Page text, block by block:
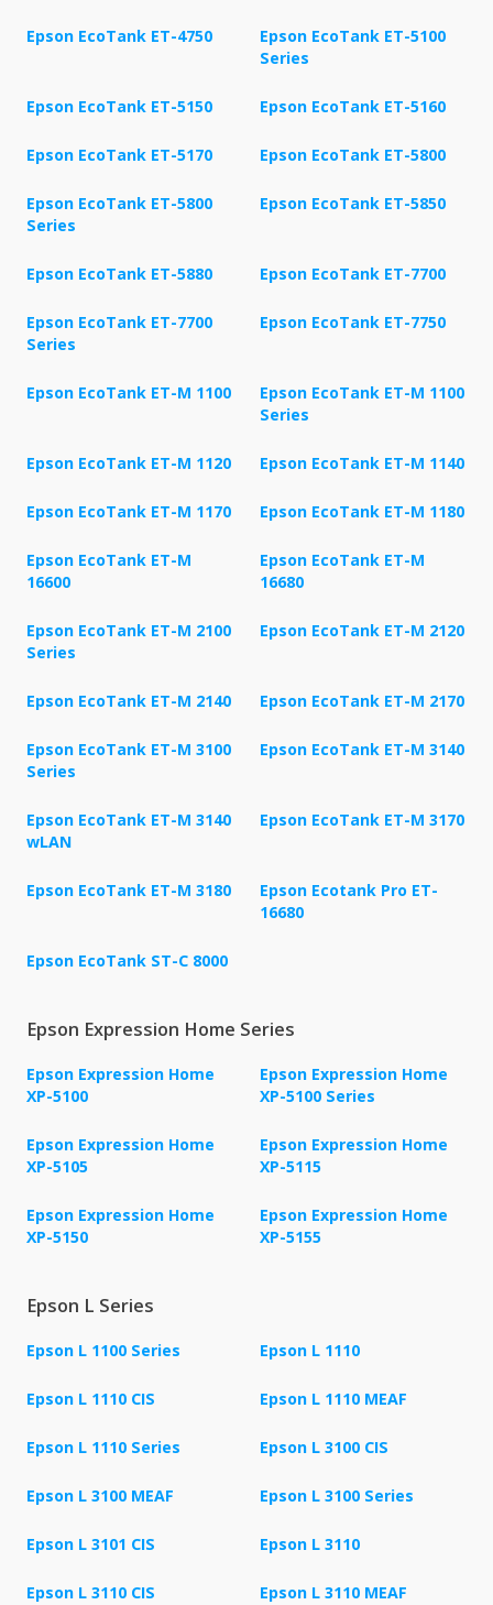
Epson EcoTank ET-4750
Epson EcoTank ET-5100
Series
Epson EcoTank ET-5150 Epson EcoTank ET-5160
Epson EcoTank ET-5170 Epson EcoTank ET-5800
Epson EcoTank ET-5800
Series
Epson EcoTank ET-5850
Epson EcoTank ET-5880 Epson EcoTank ET-7700
Epson EcoTank ET-7700
Series
Epson EcoTank ET-7750
Epson EcoTank ET-M 1100
Epson EcoTank ET-M 1100
Series
Epson EcoTank ET-M 1120 Epson EcoTank ET-M 1140
Epson EcoTank ET-M 1170 Epson EcoTank ET-M 1180
Epson EcoTank ET-M
16600
Epson EcoTank ET-M
16680
Epson EcoTank ET-M 2100
Series
Epson EcoTank ET-M 2120
Epson EcoTank ET-M 2140 Epson EcoTank ET-M 2170
Epson EcoTank ET-M 3100
Series
Epson EcoTank ET-M 3140
Epson EcoTank ET-M 3140
wLAN
Epson EcoTank ET-M 3170
Epson EcoTank ET-M 3180
Epson Ecotank Pro ET-
16680
Epson EcoTank ST-C 8000
Epson Expression Home Series
Epson Expression Home
XP-5100
Epson Expression Home
XP-5100 Series
Epson Expression Home
XP-5105
Epson Expression Home
XP-5115
Epson Expression Home
XP-5150
Epson Expression Home
XP-5155
Epson L Series
Epson L 1100 Series Epson L 1110
Epson L 1110 CIS Epson L 1110 MEAF
Epson L 1110 Series Epson L 3100 CIS
Epson L 3100 MEAF Epson L 3100 Series
Epson L 3101 CIS Epson L 3110
Epson L 3110 CIS Epson L 3110 MEAF